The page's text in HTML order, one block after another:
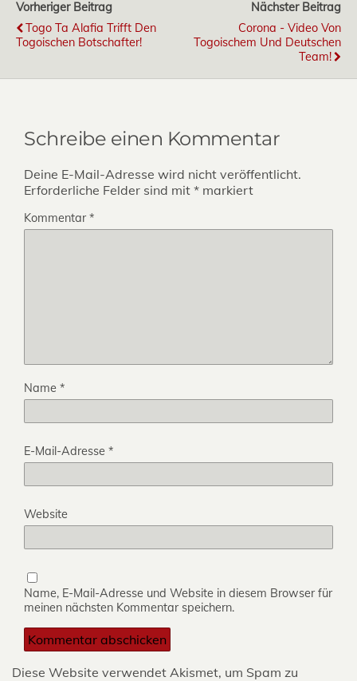
Vorheriger Beitrag
Togo Ta Alafia Trifft Den
Togoischen Botschafter!
Nächster Beitrag
Corona - Video Von
Togoischem Und Deutschen
Team!
Schreibe einen Kommentar
Deine E-Mail-Adresse wird nicht veröffentlicht.
Erforderliche Felder sind mit * markiert
Kommentar*
Name *
E-Mail-Adresse *
Website
Name, E-Mail-Adresse und Website in diesem Browser für
meinen nächsten Kommentar speichern.
Diese Website verwendet Akismet, um Spam zu